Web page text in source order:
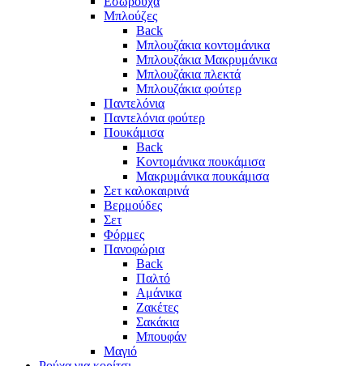
Μπλούζες
Back
Μπλουζάκια κοντομάνικα
Μπλουζάκια Μακρυμάνικα
Μπλουζάκια πλεκτά
Μπλουζάκια φούτερ
Παντελόνια
Παντελόνια φούτερ
Πουκάμισα
Back
Κοντομάνικα πουκάμισα
Μακρυμάνικα πουκάμισα
Σετ καλοκαιρινά
Βερμούδες
Σετ
Φόρμες
Πανοφώρια
Back
Παλτό
Αμάνικα
Ζακέτες
Σακάκια
Μπουφάν
Μαγιό